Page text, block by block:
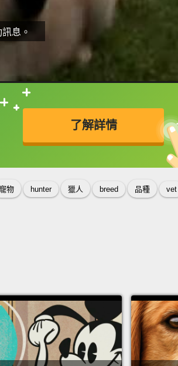
息。
了解詳情
接查字典喔！
英
物 hunter 獵人 breed 品種 vet